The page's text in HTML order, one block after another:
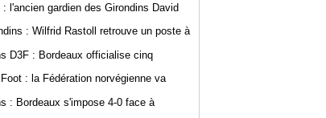
: l'ancien gardien des Girondins David
: Wilfrid Rastoll retrouve un poste à
D3F : Bordeaux officialise cinq
: la Fédération norvégienne va
: Bordeaux s'impose 4-0 face à